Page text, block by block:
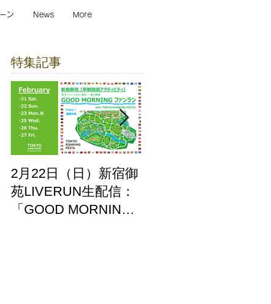
ン News More
特集記事
2月22日（日）新宿御
苑LIVERUN生配信：
「GOOD MORNING